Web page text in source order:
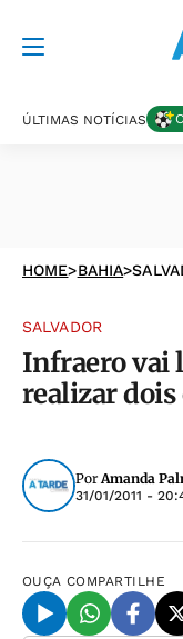
ÚLTIMAS NOTÍCIAS
HOME>BAHIA>
SALVADOR
Infraero vai
realizar dois
PorAmanda
31/01/2011 -
OUÇA COMPARTILHE